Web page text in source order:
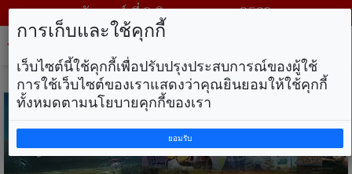
วันเสาร์ ที่ 8 สิงหาคม พ.ศ. 2569
การเก็บและใช้คุกกี้
เว็บไซต์นี้ใช้คุกกี้เพื่อปรับปรุงประสบการณ์ของผู้ใช้
การใช้เว็บไซต์ของเราแสดงว่าคุณยินยอมให้ใช้คุกกี้
ทั้งหมดตามนโยบายคุกกี้ของเรา
ยอมรับ